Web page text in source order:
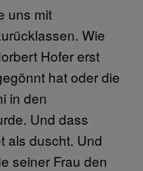
uns mit
Wie
Hofer erst
hat oder die
in den
Und dass
als duscht. Und
seiner Frau den